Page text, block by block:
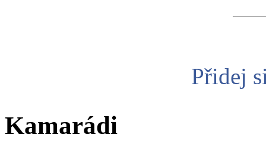
Přidej
Kamarádi